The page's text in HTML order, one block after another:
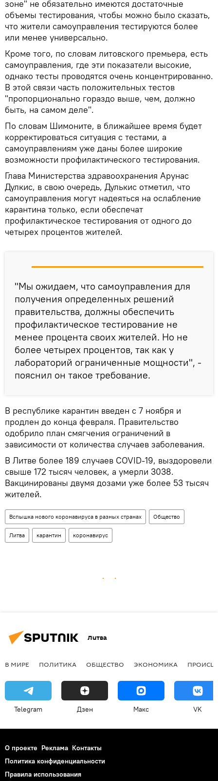
зоне" не обязательно имеются достаточные
объемы тестирования, чтобы можно было сказать,
что жители самоуправления тестируются более
или менее универсально.
Кроме того, по словам литовского премьера, есть
самоуправления, где эти показатели высокие,
однако тесты проводятся очень концентрированно.
В этой связи часть положительных тестов
"пропорционально гораздо выше, чем, должно
быть, на самом деле".
По словам Шимоните, в ближайшее время будет
корректироваться ситуация с тестами, а
самоуправлениям уже даны более широкие
возможности профилактического тестирования.
Глава Министерства здравоохранения Арунас
Дулкис, в свою очередь, Дулькис отметил, что
самоуправления могут надеяться на ослабление
карантина только, если обеспечат
профилактическое тестирования от одного до
четырех процентов жителей.
"Мы ожидаем, что самоуправления для
получения определенных решений
правительства, должны обеспечить
профилактическое тестирование не
менее процента своих жителей. Но не
более четырех процентов, так как у
лабораторий ограниченные мощности", -
пояснил он такое требование.
В республике карантин введен с 7 ноября и
продлен до конца февраля. Правительство
одобрило план смягчения ограничений в
зависимости от количества случаев заболевания.
В Литве более 189 случаев COVID-19, выздоровели
свыше 172 тысяч человек, а умерли 3038.
Вакцинированы двумя дозами уже более 53 тысяч
жителей.
Вспышка нового коронавируса в разных странах Общество
Литва карантин коронавирус
Литва
В МИРЕ ПОЛИТИКА ОБЩЕСТВО ЭКОНОМИКА
Telegram Дзен Макс VK
О проекте Реклама Контакты
Политика конфиденциальности
Правила использования